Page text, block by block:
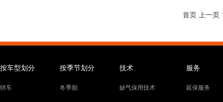
首页 上一页
按车型划分
轿车
按季节划分
冬季胎
技术
缺气保用技术
服务
延保服务